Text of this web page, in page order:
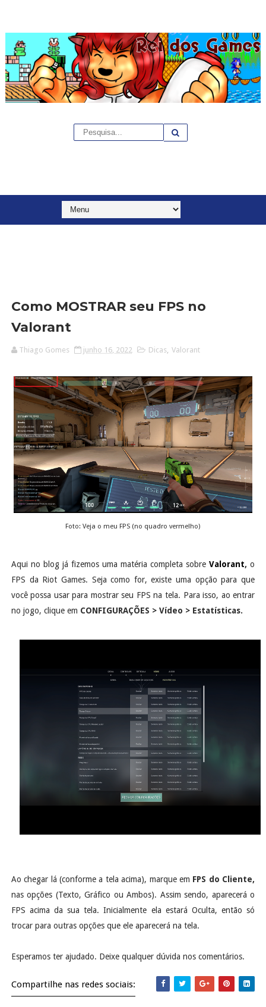
Como MOSTRAR seu FPS no
Valorant
Thiago Gomes junho 16, 2022 Dicas Valorant
Foto: Veja o meu FPS (no quadro vermelho)
Aqui no blog já fizemos uma matéria completa sobreValorant,o
FPS da Riot Games. Seja como for, existe uma opção para que
você possa usar para mostrar seu FPS na tela. Para isso, ao entrar
no jogo, clique em CONFIGURAÇÕES > Vídeo > Estatísticas.
Ao chegar lá (conforme a tela acima), marque em FPS do Cliente,
nas opções (Texto, Gráfico ou Ambos). Assim sendo, aparecerá o
FPS acima da sua tela. Inicialmente ela estará Oculta, então só
trocar para outras opções que ele aparecerá na tela.
Esperamos ter ajudado. Deixe qualquer dúvida nos comentários.
Compartilhe nas redes sociais: